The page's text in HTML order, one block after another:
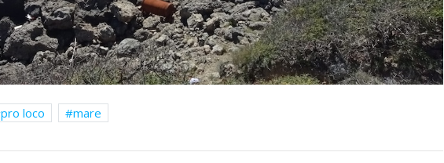
pro loco mare